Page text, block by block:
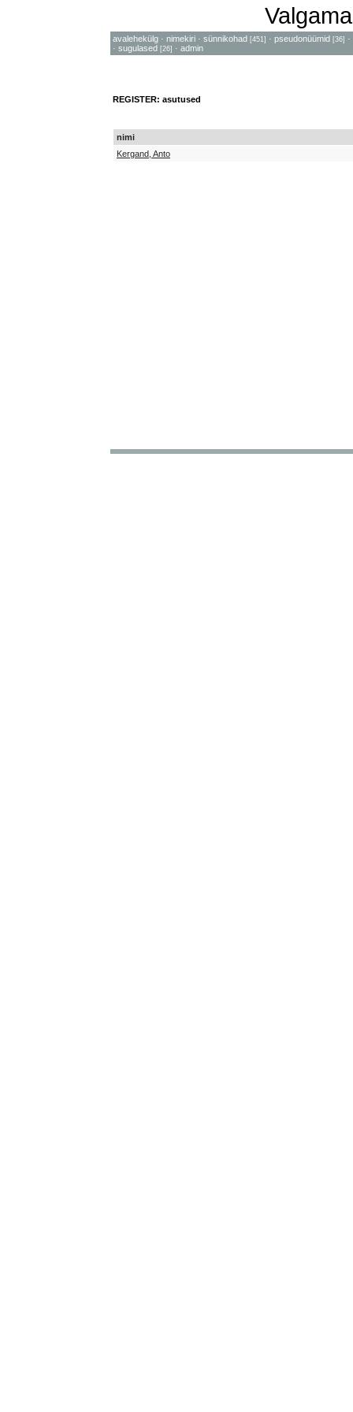
avalehekülg · nimekiri · sünnikohad [451] · pseudonüümid [36] ·
· sugulased [26] · admin
REGISTER: asutused
nimi
Kergand, Anto